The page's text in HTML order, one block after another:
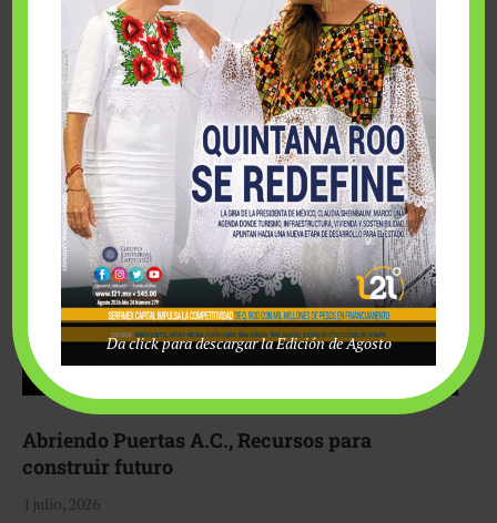
Fairmont Mayakoba y Make-A-Wish México unieron
esfuerzos para hacer realidad el deseo de una …
Abriendo Puertas A.C., Recursos para
construir futuro
1 julio, 2026
Da click para descargar la Edición de Agosto